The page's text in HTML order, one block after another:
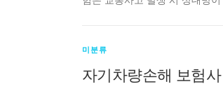
미분류
자기차량손해 보험